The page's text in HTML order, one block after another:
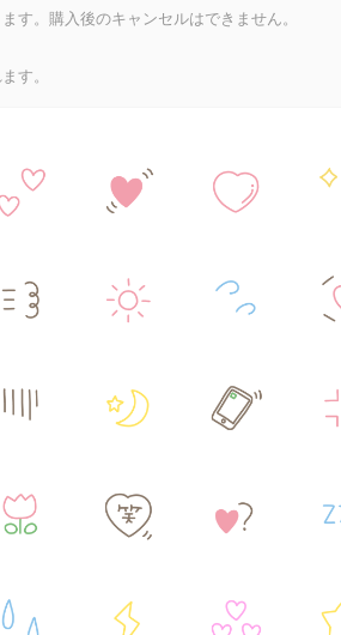
す。購入後のキャンセルはできません。
す。